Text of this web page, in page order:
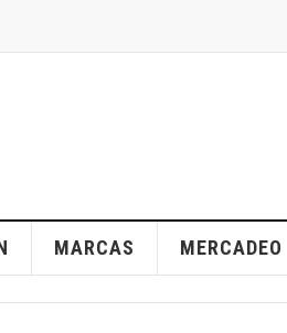
MARCAS MERCADEO